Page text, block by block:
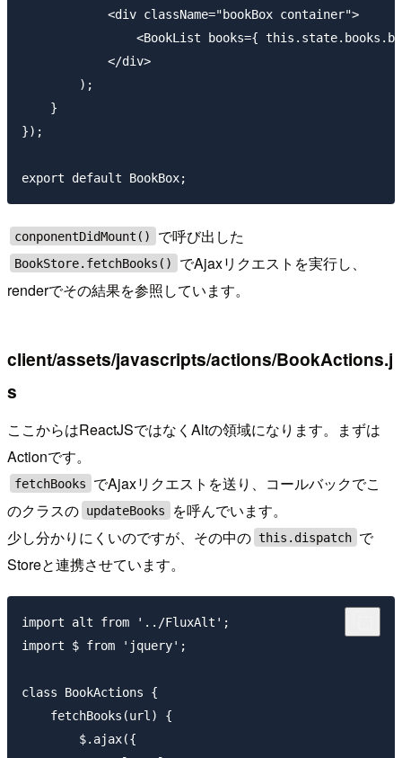
            <div className="bookBox container">
<BookList books={
            </div>
        );
    }
});
conponentDidMount() で呼び出した
BookStore.fetchBooks()
でAjaxリクエストを実行し、
renderでその結果を参照しています。
client/assets/javascripts/actions/BookActions.j
s
ここからはReactJSではなくAltの領域になります。まずは
Actionです。
fetchBooks
でAjaxリクエストを送り、コールバックでこ
のクラスの updateBooks
を呼んでいます。
少し分かりにくいのですが、その中の this.dispatch で
Storeと連携させています。
import alt from '../FluxAlt';
import $ from 'jquery';
class BookActions {
    fetchBooks(url) {
        $.ajax({